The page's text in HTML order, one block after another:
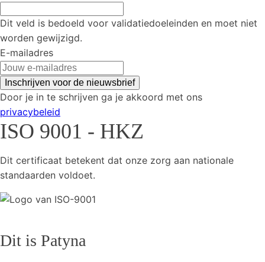
Dit veld is bedoeld voor validatiedoeleinden en moet niet
worden gewijzigd.
E-mailadres
Door je in te schrijven ga je akkoord met ons
privacybeleid
ISO 9001 - HKZ
Dit certificaat betekent dat onze zorg aan nationale
standaarden voldoet.
Dit is Patyna